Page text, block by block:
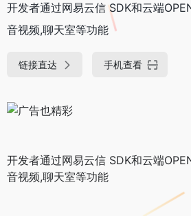
开发者通过网易云信 SDK和云端
音视频,聊天室等功能
链接直达 手机查看
开发者通过网易云信 SDK和云端
音视频,聊天室等功能